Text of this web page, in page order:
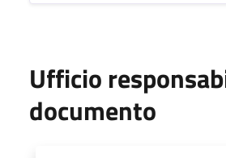
Ufficio
documento